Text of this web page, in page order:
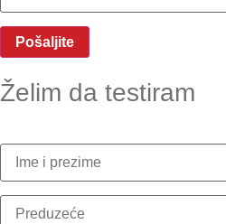
Želim da testiram